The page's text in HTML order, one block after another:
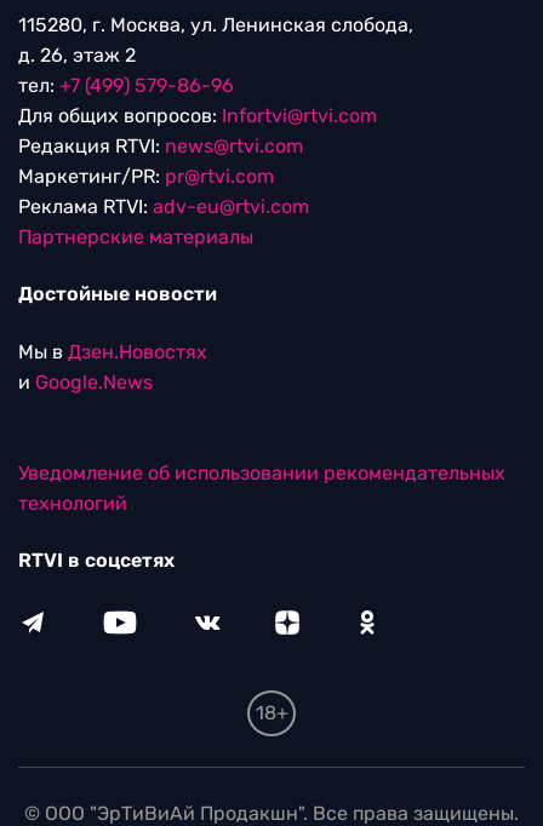
115280, г. Москва, ул. Ленинская слобода,
д. 26, этаж 2
тел: +7 (499) 579-86-96
Для общих вопросов: Infortvi@rtvi.com
Редакция RTVI: news@rtvi.com
Маркетинг/PR: pr@rtvi.com
Реклама RTVI: adv-eu@rtvi.com
Партнерские материалы
Достойные новости
Мы в Дзен.Новостях
и Google.News
Уведомление об использовании рекомендательных
технологий
RTVI в соцсетях
18+
© ООО "ЭрТиВиАй Продакшн". Все права защищены.